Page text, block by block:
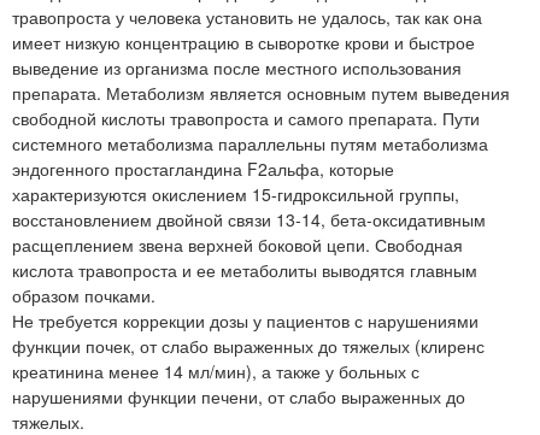
травопроста у человека установить не удалось, так как она
имеет низкую концентрацию в сыворотке крови и быстрое
выведение из организма после местного использования
препарата. Метаболизм является основным путем выведения
свободной кислоты травопроста и самого препарата. Пути
системного метаболизма параллельны путям метаболизма
эндогенного простагландина F2альфа, которые
характеризуются окислением 15-гидроксильной группы,
восстановлением двойной связи 13-14, бета-оксидативным
расщеплением звена верхней боковой цепи. Свободная
кислота травопроста и ее метаболиты выводятся главным
образом почками.
Не требуется коррекции дозы у пациентов с нарушениями
функции почек, от слабо выраженных до тяжелых (клиренс
креатинина менее 14 мл/мин), а также у больных с
нарушениями функции печени, от слабо выраженных до
тяжелых.